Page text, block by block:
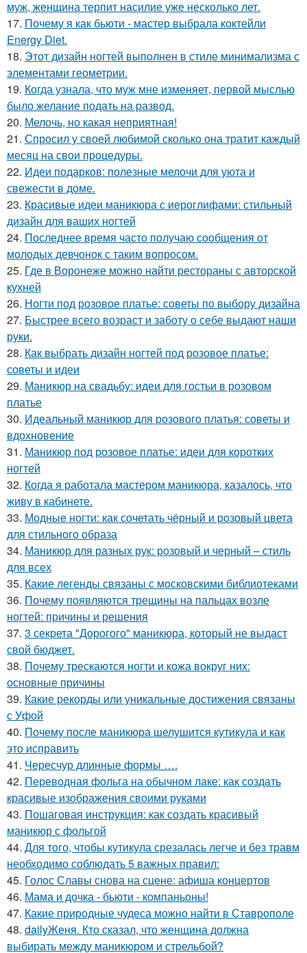
муж, женщина терпит насилие уже несколько лет.
17. Почему я как бьюти - мастер выбрала коктейли
Energy Diet.
18. Этот дизайн ногтей выполнен в стиле минимализма с
элементами геометрии.
19. Когда узнала, что муж мне изменяет, первой мыслью
было желание подать на развод.
20. Мелочь, но какая неприятная!
21. Спросил у своей любимой сколько она тратит каждый
месяц на свои процедуры.
22. Идеи подарков: полезные мелочи для уюта и
свежести в доме.
23. Красивые идеи маникюра с иероглифами: стильный
дизайн для ваших ногтей
24. Последнее время часто получаю сообщения от
молодых девчонок с таким вопросом.
25. Где в Воронеже можно найти рестораны с авторской
кухней
26. Ногти под розовое платье: советы по выбору дизайна
27. Быстрее всего возраст и заботу о себе выдают наши
руки.
28. Как выбрать дизайн ногтей под розовое платье:
советы и идеи
29. Маникюр на свадьбу: идеи для гостьи в розовом
платье
30. Идеальный маникюр для розового платья: советы и
вдохновение
31. Маникюр под розовое платье: идеи для коротких
ногтей
32. Когда я работала мастером маникюра, казалось, что
живу в кабинете.
33. Модные ногти: как сочетать чёрный и розовый цвета
для стильного образа
34. Маникюр для разных рук: розовый и черный – стиль
для всех
35. Какие легенды связаны с московскими библиотеками
36. Почему появляются трещины на пальцах возле
ногтей: причины и решения
37. 3 секрета "Дорогого" маникюра, который не выдаст
свой бюджет.
38. Почему трескаются ногти и кожа вокруг них:
основные причины
39. Какие рекорды или уникальные достижения связаны
с Уфой
40. Почему после маникюра шелушится кутикула и как
это исправить
41. Чересчур длинные формы ….
42. Переводная фольга на обычном лаке: как создать
красивые изображения своими руками
43. Пошаговая инструкция: как создать красивый
маникюр с фольгой
44. Для того, чтобы кутикула срезалась легче и без травм
необходимо соблюдать 5 важных правил:
45. Голос Славы снова на сцене: афиша концертов
46. Мама и дочка - бьюти - компаньоны!
47. Какие природные чудеса можно найти в Ставрополе
48. dailyЖеня. Кто сказал, что женщина должна
выбирать между маникюром и стрельбой?